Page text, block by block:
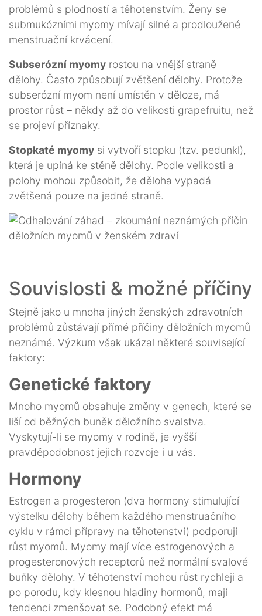
problémů s plodností a těhotenstvím. Ženy se
submukózními myomy mívají silné a prodloužené
menstruační krvácení.
Subserózní myomy rostou na vnější straně
dělohy. Často způsobují zvětšení dělohy. Protože
subserózní myom není umístěn v děloze, má
prostor růst – někdy až do velikosti grapefruitu, než
se projeví příznaky.
Stopkaté myomy si vytvoří stopku (tzv. pedunkl),
která je upíná ke stěně dělohy. Podle velikosti a
polohy mohou způsobit, že děloha vypadá
zvětšená pouze na jedné straně.
Souvislosti & možné příčiny
Stejně jako u mnoha jiných ženských zdravotních
problémů zůstávají přímé příčiny děložních myomů
neznámé. Výzkum však ukázal některé související
faktory:
Genetické faktory
Mnoho myomů obsahuje změny v genech, které se
liší od běžných buněk děložního svalstva.
Vyskytují-li se myomy v rodině, je vyšší
pravděpodobnost jejich rozvoje i u vás.
Hormony
Estrogen a progesteron (dva hormony stimulující
výstelku dělohy během každého menstruačního
cyklu v rámci přípravy na těhotenství) podporují
růst myomů. Myomy mají více estrogenových a
progesteronových receptorů než normální svalové
buňky dělohy. V těhotenství mohou růst rychleji a
po porodu, kdy klesnou hladiny hormonů, mají
tendenci zmenšovat se. Podobný efekt má